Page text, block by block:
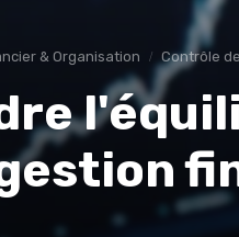
& Organisation Contrôle